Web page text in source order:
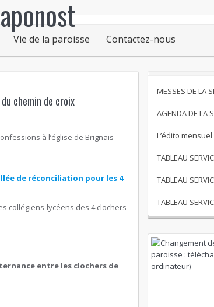
Vie de la paroisse Contactez-nous
chemin de croix
à l’église de Brignais
de réconciliation pour les 4
collégiens-lycéens des 4 clochers
entre les clochers de
MESSES DE LA
AGENDA DE LA
L’édito mensuel
TABLEAU
TABLEAU
TABLEAU